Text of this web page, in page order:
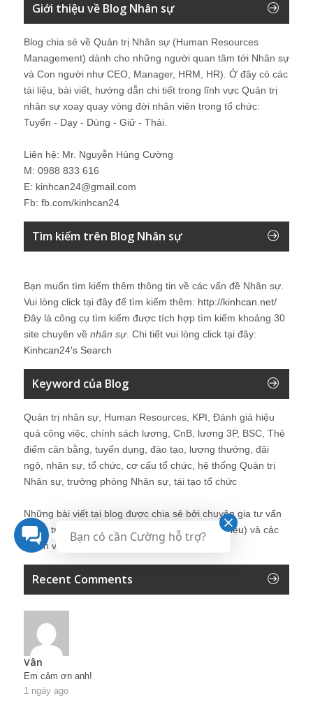
Giới thiệu về Blog Nhân sự
Blog chia sẻ về Quản trị Nhân sự (Human Resources
Management) dành cho những người quan tâm tới Nhân sự
và Con người như CEO, Manager, HRM, HR). Ở đây có các
tài liệu, bài viết, hướng dẫn chi tiết trong lĩnh vực Quản trị
nhân sự xoay quay vòng đời nhân viên trong tổ chức:
Tuyển - Dạy - Dùng - Giữ - Thải.
Liên hệ: Mr. Nguyễn Hùng Cường
M: 0988 833 616
E: kinhcan24@gmail.com
Fb: fb.com/kinhcan24
Tìm kiếm trên Blog Nhân sự
Bạn muốn tìm kiếm thêm thông tin về các vấn đề Nhân sự.
Vui lòng click tại đây để tìm kiếm thêm: http://kinhcan.net/
Đây là công cụ tìm kiếm được tích hợp tìm kiếm khoảng 30
site chuyên về nhân sự. Chi tiết vui lòng click tại đây:
Kinhcan24′s Search
Keyword của Blog
Quản trị nhân sự, Human Resources, KPI, Đánh giá hiệu
quả công việc, chính sách lương, CnB, lương 3P, BSC, Thẻ
điểm cân bằng, tuyển dụng, đào tạo, lương thưởng, đãi
ngộ, nhân sự, tổ chức, cơ cấu tổ chức, hệ thống Quản trị
Nhân sự, trưởng phòng Nhân sự, tái tạo tổ chức
Những bài viết tại blog được chia sẻ bởi chuyên gia tư vấn
Quản trị Nhân sự Nguyễn Hùng Cường (giới thiệu) và các
thành viên khác trong cộng đồng Nhân sự.
Recent Comments
Vân
Em cảm ơn anh!
1 ngày ago
Bạn có cần Cường hỗ trợ?